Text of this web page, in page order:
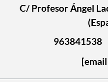
C/ Profesor Ángel
963841538